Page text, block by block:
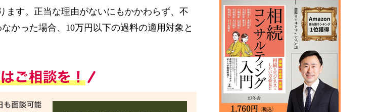
ます。正当な理由がないにもかかわらず、不
かった場合、10万円以下の過料の適用対象と